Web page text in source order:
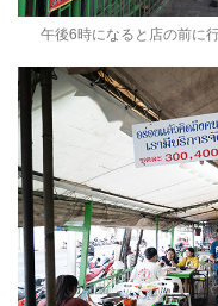
午後6時になると店の前に